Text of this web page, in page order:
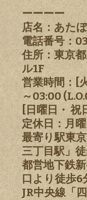
ーーーー
店名：あた
電話番号：
住所：東京
ル1F
営業時間：[
～03:00
[日曜日・ 祝
定休日：月曜
最寄り駅東
三丁目駅」
都営地下鉄
口より徒歩6
JR中央線「